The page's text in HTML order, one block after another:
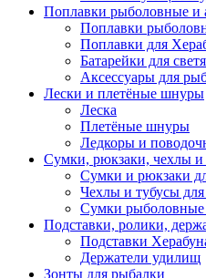
Поплавки рыболовные и
Поплавки
Поплавки для
Батарейки для
Аксессуары для
Лески и плетёные шнуры
Леска
Плетёные шнуры
Ледкоры и
Сумки, рюкзаки, чехлы и
Сумки и рюкзаки
Чехлы и тубусы
Сумки рыболовные
Подставки, ролики,
Подставки
Держатели удилищ
Зонты для рыбалки